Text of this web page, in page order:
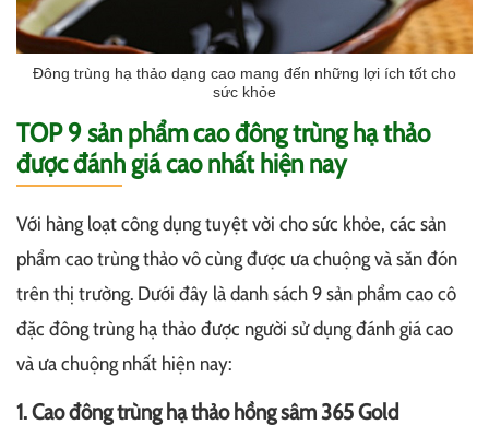
Đông trùng hạ thảo dạng cao mang đến những lợi ích tốt cho
sức khỏe
TOP 9 sản phẩm cao đông trùng hạ thảo
được đánh giá cao nhất hiện nay
Với hàng loạt công dụng tuyệt vời cho sức khỏe, các sản
phẩm cao trùng thảo vô cùng được ưa chuộng và săn đón
trên thị trường. Dưới đây là danh sách 9 sản phẩm cao cô
đặc đông trùng hạ thảo được người sử dụng đánh giá cao
và ưa chuộng nhất hiện nay:
1. Cao đông trùng hạ thảo hồng sâm 365 Gold